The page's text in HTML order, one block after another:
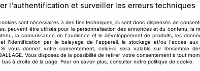
Caisse carton
À partir de 8,76
Réf. :CCB00097
Assurez la conformité
l'authentification et surveiller les erreurs techniques
sont nécessaires à des fins techniques, ils sont donc dispensés de
peuvent être utilisés pour la personnalisation des annonces et du contenu, la
la connaissance de l'audience et le développement de produits, les
l'identification par le balayage de l'appareil, le stockage et/ou l'accès aux
vous donnez votre consentement, celui-ci sera valable sur l’ensemble
Vous disposez de la possibilité de retirer votre consentement à tout
bas à droite de la page. Pour en savoir plus, consulter notre politique de cookie.